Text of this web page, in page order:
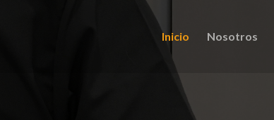
Inicio Nosotros